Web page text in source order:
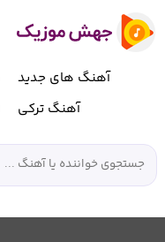
آهنگ های جدید
آهنگ ترکی